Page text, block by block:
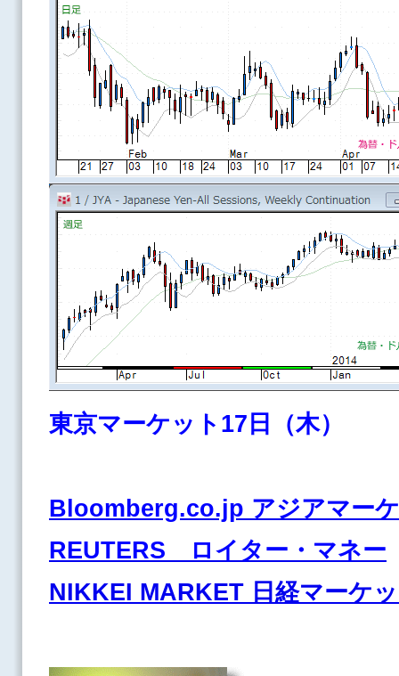
東京マーケット17日（木）
Bloomberg.co.jp アジアマー
REUTERS ロイター・マネー
NIKKEI MARKET 日経マーケ